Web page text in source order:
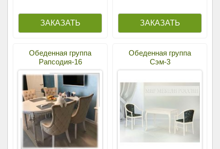
Обеденная группа
Рапсодия-16
Обеденная группа
Сэм-3